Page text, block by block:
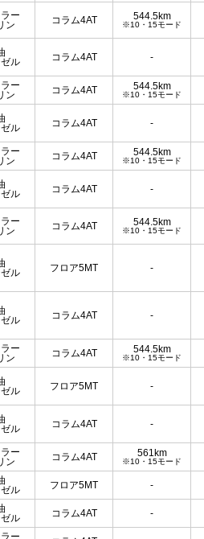
ー
ン
コラム4AT 544.5km
※10・15モード
ル
コラム4AT -
ー
ン
コラム4AT 544.5km
※10・15モード
ル
コラム4AT -
ー
ン
コラム4AT 544.5km
※10・15モード
ル
コラム4AT -
ー
ン
コラム4AT 544.5km
※10・15モード
ル
フロア5MT -
ル
コラム4AT -
ー
ン
コラム4AT 544.5km
※10・15モード
ル
フロア5MT -
ル
コラム4AT -
ー
ン
コラム4AT 561km
※10・15モード
ル
フロア5MT -
ル
コラム4AT -